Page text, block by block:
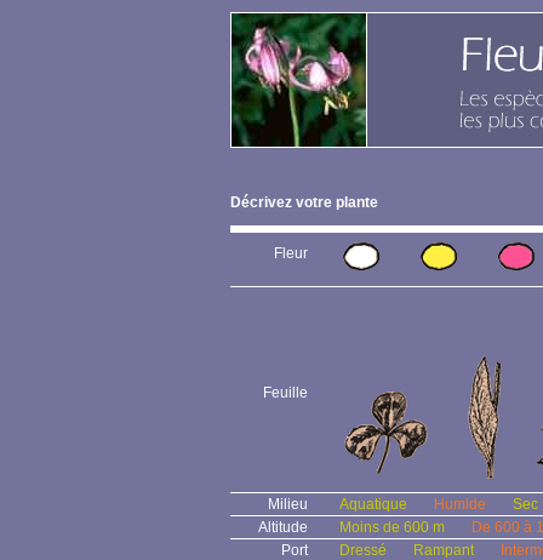
Décrivez votre plante
Fleur
Feuille
Milieu Aquatique Humide
Sec
Altitude
Moins de 600 m
De 600 à
Port
Dressé Rampant